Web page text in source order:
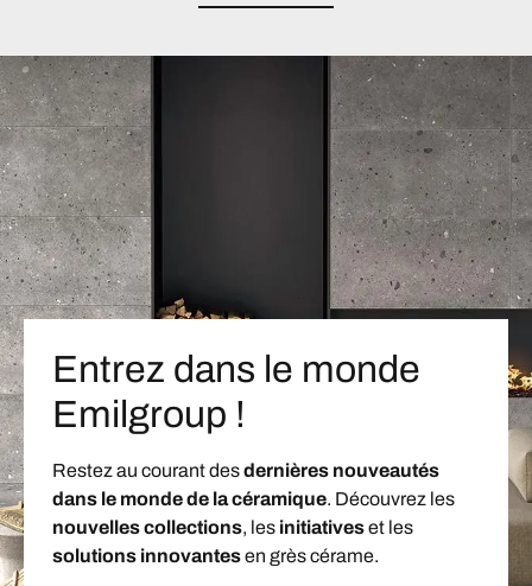
Entrez dans le monde
Emilgroup !
Restez au courant desdernières nouveautés
dans le monde de la céramique. Découvrez les
nouvelles collections, les initiativeset les
solutions innovantesen grès cérame.